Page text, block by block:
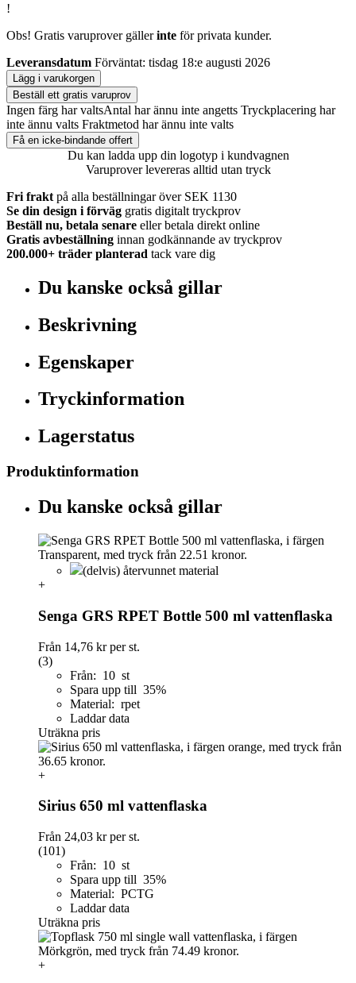
!
Obs! Gratis varuprover gällerinte för privata kunder.
Leveransdatum Förväntat: tisdag 18:e augusti 2026
Lägg i varukorgen
Beställ ett gratis varuprov
Ingen färg har valtsAntal har ännu inte angetts Tryckplacering har
inte ännu valts Fraktmetod har ännu inte valts
Få en icke-bindande offert
Du kan ladda upp din logotyp i kundvagnen
Varuprover levereras alltid utan tryck
Fri frakt på alla beställningar över SEK 1130
Se din design i förväg gratis digitalt tryckprov
Beställ nu, betala senare eller betala direkt online
Gratis avbeställning innan godkännande av tryckprov
200.000+ träder planterad tack vare dig
Du kanske också gillar
Beskrivning
Egenskaper
Tryckinformation
Lagerstatus
Produktinformation
Du kanske också gillar
(delvis) återvunnet material
+
Senga GRS RPET Bottle 500 ml vattenflaska
Från 14,76 krper st.
(3)
Från: 10 st
Spara upp till 35%
Material: rpet
Laddar data
Uträkna pris
+
Sirius 650 ml vattenflaska
Från 24,03 krper st.
(101)
Från: 10 st
Spara upp till 35%
Material: PCTG
Laddar data
Uträkna pris
+